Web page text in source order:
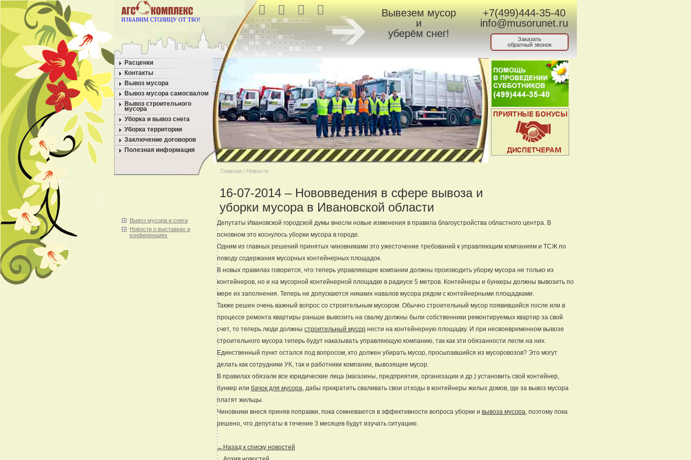
ИЗБАВИМ СТОЛИЦУ ОТ ТБО!
Вывезем мусор
и
уберём снег!
+7(499)444-35-40
info@musorunet.ru
Заказать
обратный звонок
Расценки
Контакты
Вывоз мусора
Вывоз мусора самосвалом
Вывоз строительного
мусора
Уборка и вывоз снега
Уборка территории
Заключение договоров
Полезная информация
Главная / Новости
16-07-2014 – Нововведения в сфере вывоза и
уборки мусора в Ивановской области
Вывоз мусора и снега
Новости о выставках и
конференциях
Депутаты Ивановской городской думы внесли новые изменения в правила благоустройства областного центра. В
основном это коснулось уборки мусора в городе.
Одним из главных решений принятых чиновниками это ужесточение требований к управляющим компаниям и ТСЖ по
поводу содержания мусорных контейнерных площадок.
В новых правилах говорится, что теперь управляющие компании должны производить уборку мусора не только из
контейнеров, но и на мусорной контейнерной площадке в радиусе 5 метров. Контейнеры и бункеры должны вывозить по
мере их заполнения. Теперь не допускаются никаких навалов мусора рядом с контейнерными площадками.
Также решен очень важный вопрос со строительным мусором. Обычно строительный мусор появившийся после или в
процессе ремонта квартиры раньше вывозить на свалку должны были собственники ремонтируемых квартир за свой
счет, то теперь люди должны строительный мусор нести на контейнерную площадку. И при несвоевременном вывозе
строительного мусора теперь будут наказывать управляющую компанию, так как эти обязанности легли на них.
Единственный пункт остался под вопросом, кто должен убирать мусор, просыпавшийся из мусоровозов? Это могут
делать как сотрудники УК, так и работники компании, вывозящие мусор.
В правилах обязали все юридические лица (магазины, предприятия, организации и др.) установить свой контейнер,
бункер или бачок для мусора, дабы прекратить сваливать свои отходы в контейнеры жилых домов, где за вывоз мусора
платят жильцы.
Чиновники внеся приняв поправки, пока сомневаются в эффективности вопроса уборки и вывоза мусора, поэтому пока
решено, что депутаты в течение 3 месяцев будут изучать ситуацию.
←Назад к списку новостей